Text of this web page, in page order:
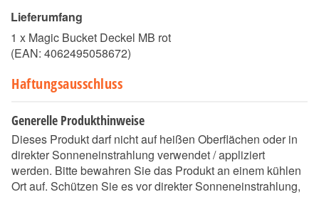
Lieferumfang
1 x Magic Bucket Deckel MB rot
(EAN: 4062495058672)
Haftungsausschluss
Generelle Produkthinweise
Dieses Produkt darf nicht auf heißen Oberflächen oder in
direkter Sonneneinstrahlung verwendet / appliziert
werden. Bitte bewahren Sie das Produkt an einem kühlen
Ort auf. Schützen Sie es vor direkter Sonneneinstrahlung,